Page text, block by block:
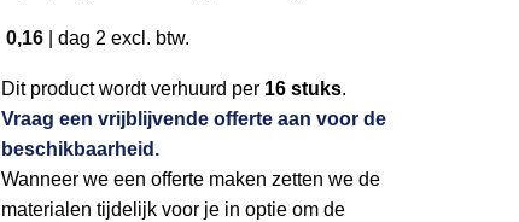
0,16 |dag 2 excl. btw.
Dit product wordt verhuurd per 16 stuks.
Vraag een vrijblijvende offerte aan voor de
beschikbaarheid.
Wanneer we een offerte maken zetten we de
materialen tijdelijk voor je in optie om de